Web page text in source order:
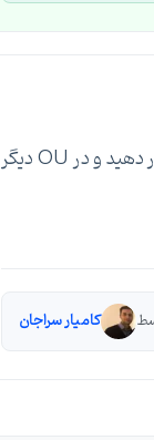
خب شما میتونید 2 OU درست کنید که در یکی سیستم هایی رو که می خواهید USB آنها باز باشد قرار دهید و در OU دیگر
کامیار سراجان